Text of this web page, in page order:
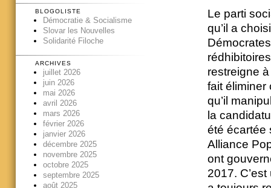
Le parti
qu’il a
restreigne
fait éliminer
qu’il
la
été écartée
Alliance
ont
2017.
BLOGOLISTE
Démocratie & Socialisme
Slovar les Nouvelles
Solidarité Filoche
ARCHIVES
juillet 2026
juin 2026
mai 2026
avril 2026
mars 2026
février 2026
janvier 2026
décembre 2025
novembre 2025
octobre 2025
septembre 2025
août 2025